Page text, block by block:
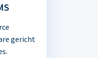
gericht